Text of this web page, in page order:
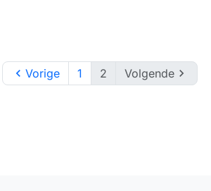
 Vorige 1 2 Volgende